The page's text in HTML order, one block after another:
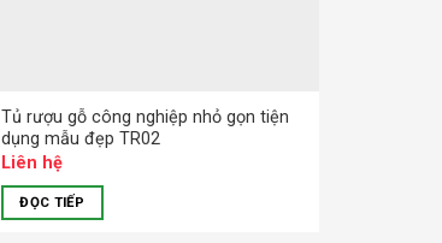
Tủ rượu gỗ công nghiệp nhỏ gọn tiện
dụng mẫu đẹp TR02
Liên hệ
ĐỌC TIẾP